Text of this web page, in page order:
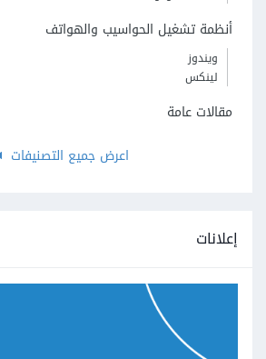
أنظمة تشغيل الحواسيب والهواتف
ويندوز
لينكس
مقالات عامة
اعرض جميع التصنيفات
إعلانات